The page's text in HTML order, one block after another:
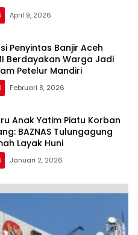
April 9, 2026
Penyintas Banjir Aceh
Berdayakan Warga Jadi
Petelur Mandiri
Februari 8, 2026
Anak Yatim Piatu Korban
BAZNAS Tulungagung
Layak Huni
Januari 2, 2026